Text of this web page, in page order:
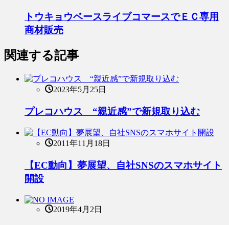
トウキョウベースライブコマースでＥＣ専用
商材販売
関連する記事
2023年5月25日
プレコハウス “親近感”で新規取り込む
2011年11月18日
【EC動向】夢展望、自社SNSのスマホサイト
開設
2019年4月2日